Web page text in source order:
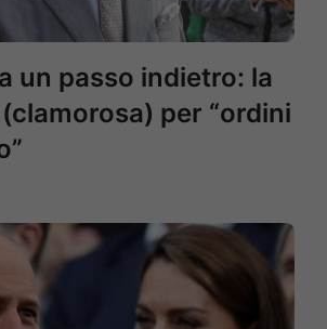
un passo indietro: la
per “ordini